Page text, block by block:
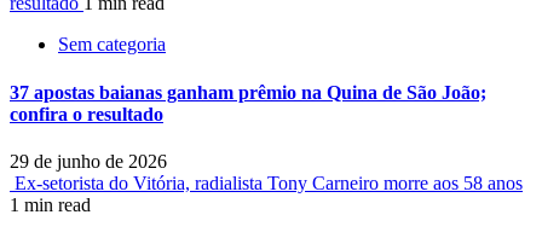
Sem categoria
37 apostas baianas ganham prêmio na Quina de São João;
confira o resultado
29 de junho de 2026
Ex-setorista do Vitória, radialista Tony Carneiro morre aos 58 anos
1 min read